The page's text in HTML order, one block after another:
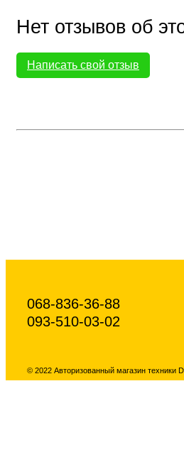
Нет отзывов об
Написать свой отзыв
068-836-36-88
093-510-03-02
© 2022 Авторизованный магазин техники